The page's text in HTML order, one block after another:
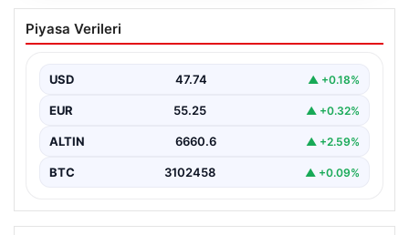
Bayram ikramiyeleri ne zaman yatacak?
2026 Kurban Bayramı emekli ikramiye
Piyasa Verileri
USD 47.74 ▲ +0.18%
EUR 55.25 ▲ +0.32%
ALTIN 6660.6 ▲ +2.59%
BTC 3102458 ▲ +0.09%